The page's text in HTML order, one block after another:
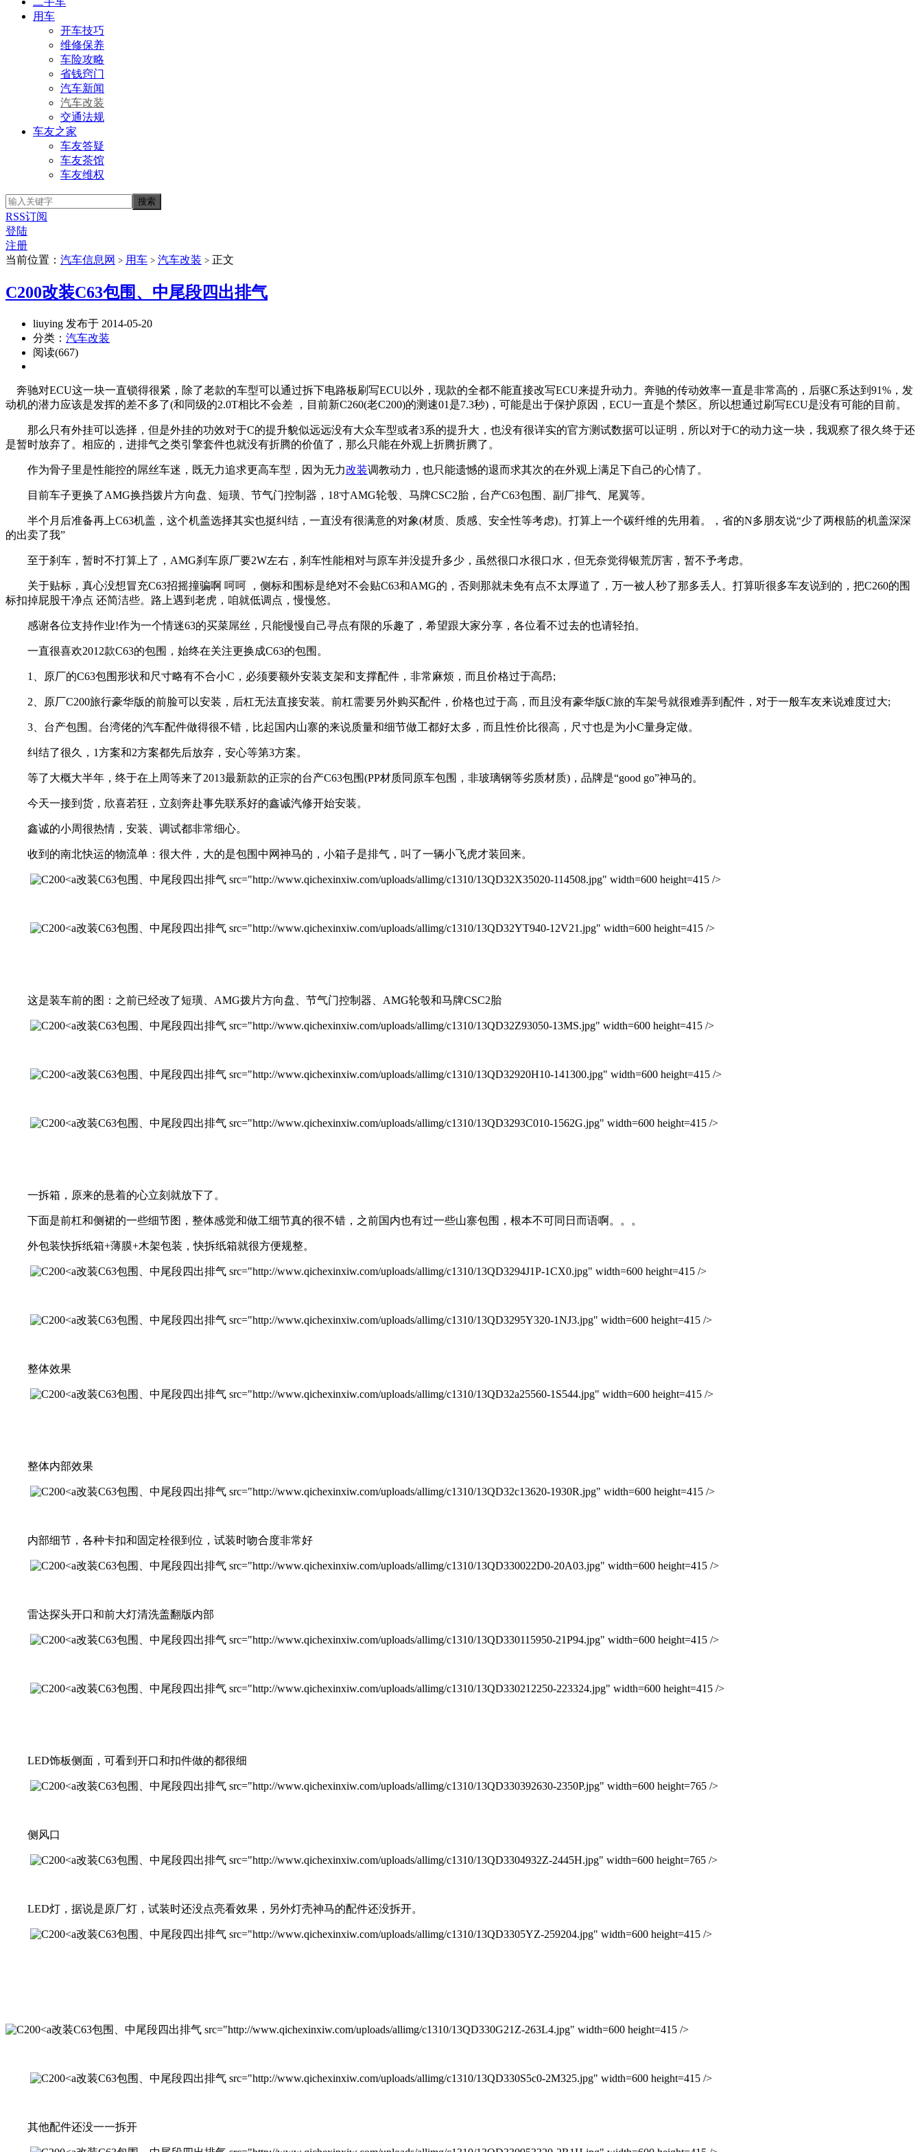
用车
开车技巧
维修保养
车险攻略
省钱窍门
汽车新闻
汽车改装
交通法规
车友之家
车友答疑
车友茶馆
车友维权
RSS订阅
登陆
注册
当前位置： 汽车信息网 > 用车 > 汽车改装 > 正文
C200改装C63包围、中尾段四出排气
liuying 发布于 2014-05-20
分类： 汽车改装
阅读(667)
奔驰对ECU这一块一直锁得很紧，除了老款的车型可以通过拆下电路板刷写ECU以外，现款的全都不能直接改写ECU来提升动力。奔驰的传动效率一直是非常高的，后驱C系达到91%，发
动机的潜力应该是发挥的差不多了(和同级的2.0T相比不会差 ，目前新C260(老C200)的测速01是7.3秒)，可能是出于保护原因，ECU一直是个禁区。所以想通过刷写ECU是没有可能的目前。
那么只有外挂可以选择，但是外挂的功效对于C的提升貌似远远没有大众车型或者3系的提升大，也没有很详实的官方测试数据可以证明，所以对于C的动力这一块，我观察了很久终于还
是暂时放弃了。相应的，进排气之类引擎套件也就没有折腾的价值了，那么只能在外观上折腾折腾了。
作为骨子里是性能控的屌丝车迷，既无力追求更高车型，因为无力改装调教动力，也只能遗憾的退而求其次的在外观上满足下自己的心情了。
目前车子更换了AMG换挡拨片方向盘、短璜、节气门控制器，18寸AMG轮彀、马牌CSC2胎，台产C63包围、副厂排气、尾翼等。
半个月后准备再上C63机盖，这个机盖选择其实也挺纠结，一直没有很满意的对象(材质、质感、安全性等考虑)。打算上一个碳纤维的先用着。，省的N多朋友说“少了两根筋的机盖深深
的出卖了我”
至于刹车，暂时不打算上了，AMG刹车原厂要2W左右，刹车性能相对与原车并没提升多少，虽然很口水很口水，但无奈觉得银荒厉害，暂不予考虑。
关于贴标，真心没想冒充C63招摇撞骗啊 呵呵 ，侧标和围标是绝对不会贴C63和AMG的，否则那就未免有点不太厚道了，万一被人秒了那多丢人。打算听很多车友说到的，把C260的围
标扣掉屁股干净点 还简洁些。路上遇到老虎，咱就低调点，慢慢悠。
感谢各位支持作业!作为一个情迷63的买菜屌丝，只能慢慢自己寻点有限的乐趣了，希望跟大家分享，各位看不过去的也请轻拍。
一直很喜欢2012款C63的包围，始终在关注更换成C63的包围。
1、原厂的C63包围形状和尺寸略有不合小C，必须要额外安装支架和支撑配件，非常麻烦，而且价格过于高昂;
2、原厂C200旅行豪华版的前脸可以安装，后杠无法直接安装。前杠需要另外购买配件，价格也过于高，而且没有豪华版C旅的车架号就很难弄到配件，对于一般车友来说难度过大;
3、台产包围。台湾佬的汽车配件做得很不错，比起国内山寨的来说质量和细节做工都好太多，而且性价比很高，尺寸也是为小C量身定做。
纠结了很久，1方案和2方案都先后放弃，安心等第3方案。
等了大概大半年，终于在上周等来了2013最新款的正宗的台产C63包围(PP材质同原车包围，非玻璃钢等劣质材质)，品牌是“good go”神马的。
今天一接到货，欣喜若狂，立刻奔赴事先联系好的鑫诚汽修开始安装。
鑫诚的小周很热情，安装、调试都非常细心。
收到的南北快运的物流单：很大件，大的是包围中网神马的，小箱子是排气，叫了一辆小飞虎才装回来。
改装C63包围、中尾段四出排气 src="http://www.qichexinxiw.com/uploads/allimg/c1310/13QD32X35020-114508.jpg" width=600 height=415 />
改装C63包围、中尾段四出排气 src="http://www.qichexinxiw.com/uploads/allimg/c1310/13QD32YT940-12V21.jpg" width=600 height=415 />
这是装车前的图：之前已经改了短璜、AMG拨片方向盘、节气门控制器、AMG轮彀和马牌CSC2胎
改装C63包围、中尾段四出排气 src="http://www.qichexinxiw.com/uploads/allimg/c1310/13QD32Z93050-13MS.jpg" width=600 height=415 />
改装C63包围、中尾段四出排气 src="http://www.qichexinxiw.com/uploads/allimg/c1310/13QD32920H10-141300.jpg" width=600 height=415 />
改装C63包围、中尾段四出排气 src="http://www.qichexinxiw.com/uploads/allimg/c1310/13QD3293C010-1562G.jpg" width=600 height=415 />
一拆箱，原来的悬着的心立刻就放下了。
下面是前杠和侧裙的一些细节图，整体感觉和做工细节真的很不错，之前国内也有过一些山寨包围，根本不可同日而语啊。。。
外包装快拆纸箱+薄膜+木架包装，快拆纸箱就很方便规整。
改装C63包围、中尾段四出排气 src="http://www.qichexinxiw.com/uploads/allimg/c1310/13QD3294J1P-1CX0.jpg" width=600 height=415 />
改装C63包围、中尾段四出排气 src="http://www.qichexinxiw.com/uploads/allimg/c1310/13QD3295Y320-1NJ3.jpg" width=600 height=415 />
整体效果
改装C63包围、中尾段四出排气 src="http://www.qichexinxiw.com/uploads/allimg/c1310/13QD32a25560-1S544.jpg" width=600 height=415 />
整体内部效果
改装C63包围、中尾段四出排气 src="http://www.qichexinxiw.com/uploads/allimg/c1310/13QD32c13620-1930R.jpg" width=600 height=415 />
内部细节，各种卡扣和固定栓很到位，试装时吻合度非常好
改装C63包围、中尾段四出排气 src="http://www.qichexinxiw.com/uploads/allimg/c1310/13QD330022D0-20A03.jpg" width=600 height=415 />
雷达探头开口和前大灯清洗盖翻版内部
改装C63包围、中尾段四出排气 src="http://www.qichexinxiw.com/uploads/allimg/c1310/13QD330115950-21P94.jpg" width=600 height=415 />
改装C63包围、中尾段四出排气 src="http://www.qichexinxiw.com/uploads/allimg/c1310/13QD330212250-223324.jpg" width=600 height=415 />
LED饰板侧面，可看到开口和扣件做的都很细
改装C63包围、中尾段四出排气 src="http://www.qichexinxiw.com/uploads/allimg/c1310/13QD330392630-2350P.jpg" width=600 height=765 />
侧风口
改装C63包围、中尾段四出排气 src="http://www.qichexinxiw.com/uploads/allimg/c1310/13QD3304932Z-2445H.jpg" width=600 height=765 />
LED灯，据说是原厂灯，试装时还没点亮看效果，另外灯壳神马的配件还没拆开。
改装C63包围、中尾段四出排气 src="http://www.qichexinxiw.com/uploads/allimg/c1310/13QD3305YZ-259204.jpg" width=600 height=415 />
改装C63包围、中尾段四出排气 src="http://www.qichexinxiw.com/uploads/allimg/c1310/13QD330G21Z-263L4.jpg" width=600 height=415 />
改装C63包围、中尾段四出排气 src="http://www.qichexinxiw.com/uploads/allimg/c1310/13QD330S5c0-2M325.jpg" width=600 height=415 />
其他配件还没一一拆开